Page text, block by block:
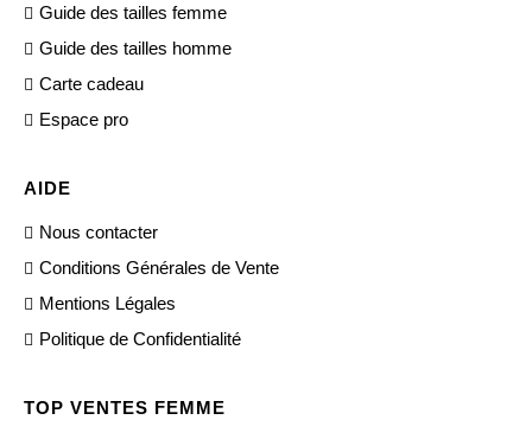
Guide des tailles femme
Guide des tailles homme
Carte cadeau
Espace pro
AIDE
Nous contacter
Conditions Générales de Vente
Mentions Légales
Politique de Confidentialité
TOP VENTES FEMME